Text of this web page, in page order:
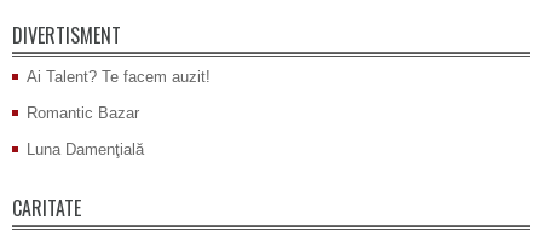
DIVERTISMENT
Ai Talent? Te facem auzit!
Romantic Bazar
Luna Damenţială
CARITATE